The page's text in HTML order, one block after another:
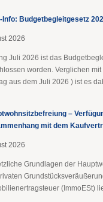
Info: Budgetbegleitgesetz
2026
Juli 2026 ist das
worden. Verglichen
aus dem Juli 2026 ) ist es
–
mit dem
2026
Grundlagen der
(ImmoESt)